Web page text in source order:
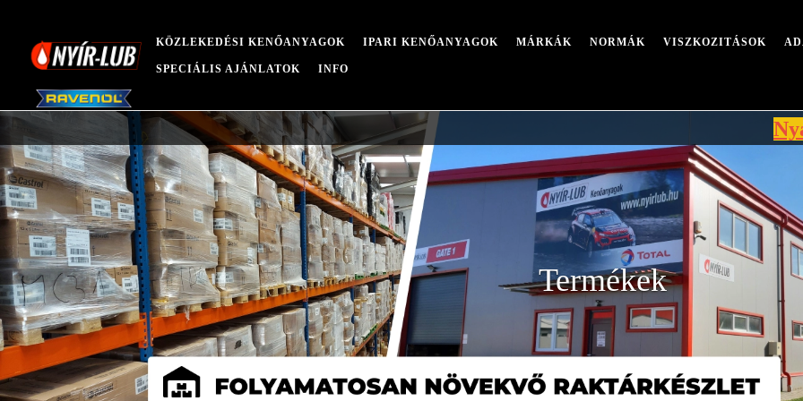
KÖZLEKEDÉSI KENŐANYAGOK IPARI KENŐANYAGOK MÁRKÁK NORMÁK VISZKOZITÁSOK
SPECIÁLIS AJÁNLATOK INFO
Nyári
Termékek